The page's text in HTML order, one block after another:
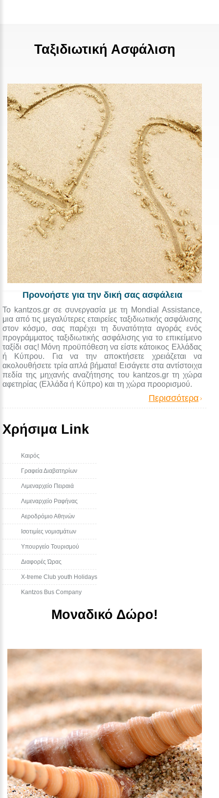
Ταξιδιωτική Ασφάλιση
Προνοήστε για την δική σας ασφάλεια
Το kantzos.gr σε συνεργασία με τη Mondial Assistance,
μια από τις μεγαλύτερες εταιρείες ταξιδιωτικής ασφάλισης
στον κόσμο, σας παρέχει τη δυνατότητα αγοράς ενός
προγράμματος ταξιδιωτικής ασφάλισης για το επικείμενο
ταξίδι σας! Μόνη προϋπόθεση να είστε κάτοικος Ελλάδας
ή Κύπρου. Για να την αποκτήσετε χρειάζεται να
ακολουθήσετε τρία απλά βήματα! Εισάγετε στα αντίστοιχα
πεδία της μηχανής αναζήτησης του kantzos.gr τη χώρα
αφετηρίας (Ελλάδα ή Κύπρο) και τη χώρα προορισμού.
Περισσότερα
Χρήσιμα Link
Καιρός
Γραφεία Διαβατηρίων
Λιμεναρχείο Πειραιά
Λιμεναρχείο Ραφήνας
Αεροδρόμιο Αθηνών
Ισοτιμίες νομισμάτων
Υπουργείο Τουρισμού
Διαφορές Ώρας
Χ-treme Club youth Holidays
Kantzos Bus Company
Μοναδικό Δώρο!